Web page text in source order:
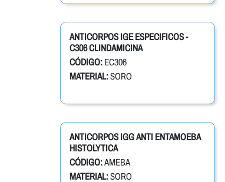
ANTICORPOS IGE ESPECIFICOS -
C306 CLINDAMICINA
CÓDIGO: EC306
MATERIAL:SORO
ANTICORPOS IGG ANTI ENTAMOEBA
HISTOLYTICA
CÓDIGO:AMEBA
MATERIAL:SORO